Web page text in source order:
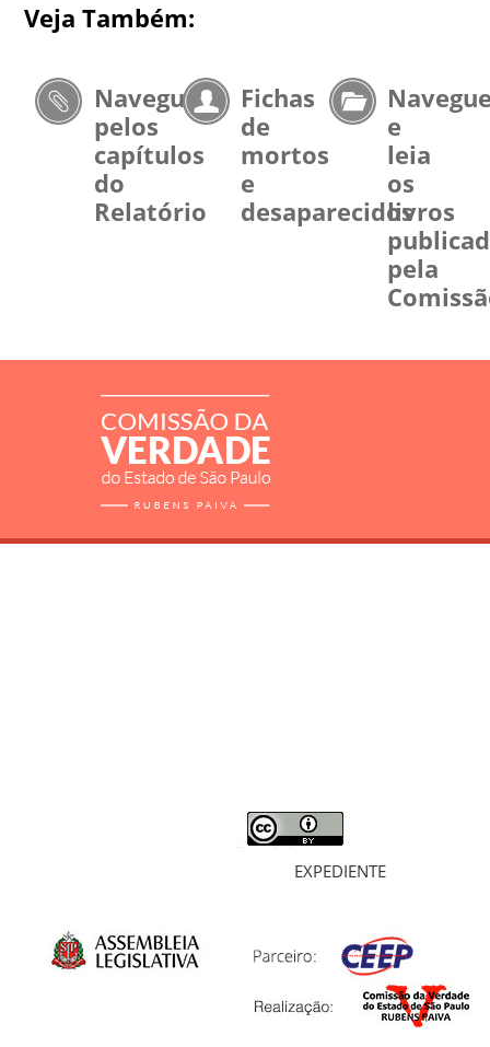
Veja Também:
Navegue
pelos
capítulos
do
Relatório
Fichas
de
mortos
e
desaparecidos
e
leia
os
livros
pela
EXPEDIENTE